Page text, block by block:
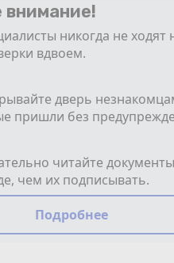
внимание!
никогда не ходят
вдвоем.
дверь
пришли без
читайте документы
чем их подписывать.
Подробнее